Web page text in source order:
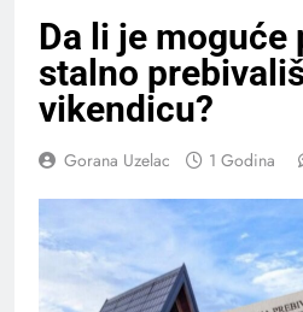
Da li je moguće
stalno
vikendicu?
Gorana Uzelac 1 Godina